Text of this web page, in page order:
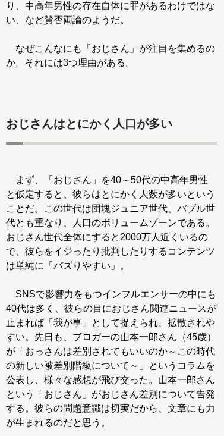
り、中高年男性の存在自体に罪があるわけではな
い、など賛否両論のようだ。
なぜこんなにも「おじさん」が注目を集めるの
か。それには3つ理由がある。
おじさんはとにかく人口が多い
まず、「おじさん」を40～50代の中高年男性
と仮定すると、彼らはとにかく人数が多いという
ことだ。この世代は団塊ジュニア世代、バブル世
代とも重なり、人口のボリュームゾーンである。
おじさん世代全体にすると2000万人近くいるの
で、彼らをイジったり批判したりするコンテンツ
は単純に「バズりやすい」。
SNSで影響力をもつインフルエンサーの中にも
40代は多く、彼らの目におじさん関連ニュースが
止まれば「我が事」として捉えられ、拡散されや
すい。先日も、ブロガーの山本一郎さん（45歳）
が「おっさんは差別されてもいいのか～この時代
の新しい被差別階級について～」というコラムを
公表し、様々な感想が飛び交った。山本一郎さん
という「おじさん」がおじさん差別について告発
する。彼らの問題意識は切実だから、文章にも力
が生まれるのだと思う。